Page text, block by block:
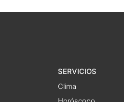
SERVICIOS
Clima